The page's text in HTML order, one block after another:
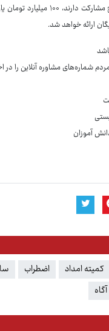
مشاوره در سراسر کشور
ارائه خواهد شد.
شماره‌های مشاوره آنلاین را در
کمیته امداد اضطراب